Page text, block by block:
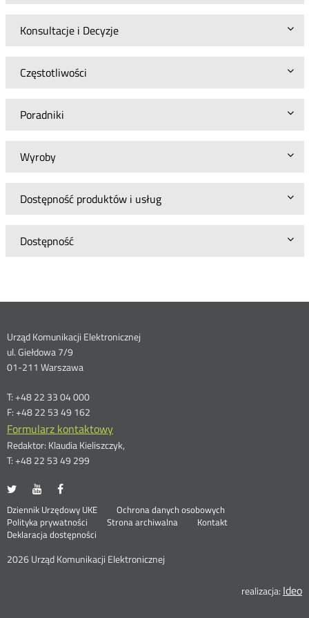
Konsultacje i Decyzje
Częstotliwości
Poradniki
Wyroby
Dostępność produktów i usług
Dostępność
Dane
kontaktowe
Urząd Komunikacji Elektronicznej
ul. Giełdowa 7/9
01-211 Warszawa
T: +48 22 33 04 000
F: +48 22 53 49 162
Formularz kontaktowy
Redaktor: Klaudia Kieliszczyk,
T: +48 22 53 49 299
UKE
portalu
Twitter
Otwórz
nowym
oknie
UKE
portalu
Youtube
Otwórz
nowym
oknie
portalu
Facebook
nowym
oknie
Stopka
menu
Dziennik Urzędowy UKE Otwórz
Ochrona danych osobowych
Polityka prywatności
Otwórz
w
oknie
Strona archiwalna
Kontakt
Deklaracja dostępności
2026 Urząd Komunikacji Elektronicznej
realizacja: Ideo